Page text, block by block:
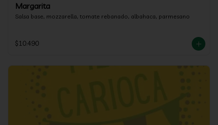
Margarita
Salsa base, mozzarella, tomate rebanado, albahaca, parmesano
$10.490